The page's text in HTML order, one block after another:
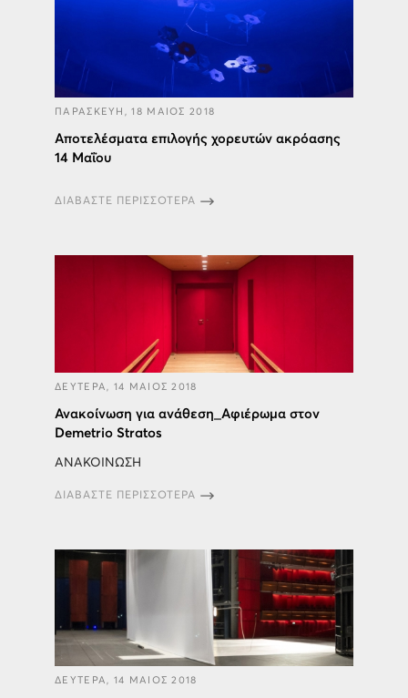
ΠΑΡΑΣΚΕΥΗ, 18 ΜΑΙΟΣ 2018
Αποτελέσματα επιλογής χορευτών ακρόασης
14 Μαΐου
ΔΙΑΒΑΣΤΕ ΠΕΡΙΣΣΟΤΕΡΑ
ΔΕΥΤΕΡΑ, 14 ΜΑΙΟΣ 2018
Ανακοίνωση για ανάθεση_Αφιέρωμα στον
Demetrio Stratos
ΑΝΑΚΟΙΝΩΣΗ
ΔΙΑΒΑΣΤΕ ΠΕΡΙΣΣΟΤΕΡΑ
ΔΕΥΤΕΡΑ, 14 ΜΑΙΟΣ 2018